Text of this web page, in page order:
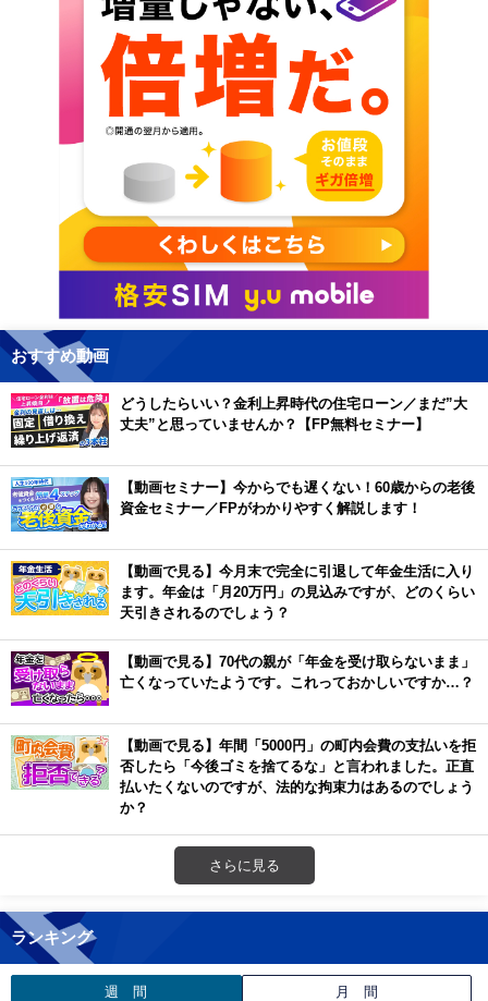
おすすめ動画
どうしたらいい？金利上昇時代の住宅ローン／まだ”大
丈夫”と思っていませんか？【FP無料セミナー】
【動画セミナー】今からでも遅くない！60歳からの老後
資金セミナー／FPがわかりやすく解説します！
【動画で見る】今月末で完全に引退して年金生活に入り
ます。年金は「月20万円」の見込みですが、どのくらい
天引きされるのでしょう？
【動画で見る】70代の親が「年金を受け取らないまま」
亡くなっていたようです。これっておかしいですか…？
【動画で見る】年間「5000円」の町内会費の支払いを拒
否したら「今後ゴミを捨てるな」と言われました。正直
払いたくないのですが、法的な拘束力はあるのでしょう
か？
さらに見る
ランキング
週 間 月 間